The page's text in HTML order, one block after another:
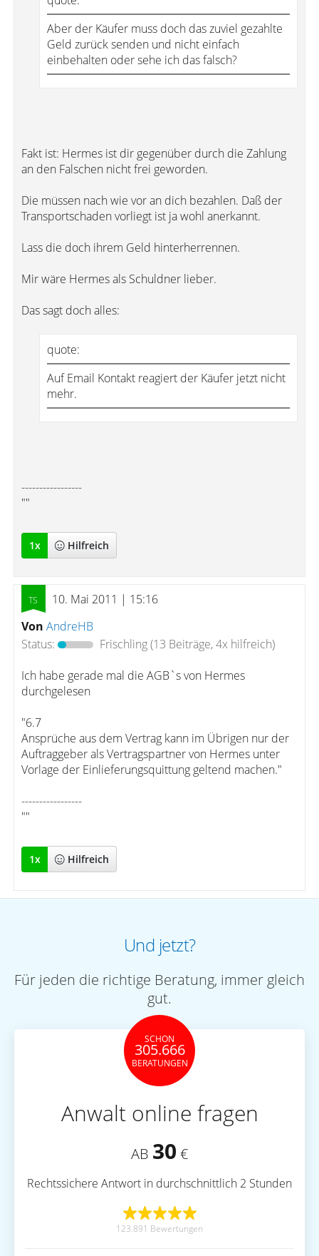
Aber der Käufer muss doch das zuviel gezahlte
Geld zurück senden und nicht einfach
einbehalten oder sehe ich das falsch?
Fakt ist: Hermes ist dir gegenüber durch die Zahlung
an den Falschen nicht frei geworden.
Die müssen nach wie vor an dich bezahlen. Daß der
Transportschaden vorliegt ist ja wohl anerkannt.
Lass die doch ihrem Geld hinterherrennen.
Mir wäre Hermes als Schuldner lieber.
Das sagt doch alles:
quote:
Auf Email Kontakt reagiert der Käufer jetzt nicht
mehr.
-----------------
""
1x Hilfreich
10. Mai 2011 | 15:16
Von AndreHB
Status:
Frischling(13 Beiträge, 4x hilfreich)
Ich habe gerade mal die AGB`s von Hermes
durchgelesen
"6.7
Ansprüche aus dem Vertrag kann im Übrigen nur der
Auftraggeber als Vertragspartner von Hermes unter
Vorlage der Einlieferungsquittung geltend machen."
-----------------
""
1x Hilfreich
Und jetzt?
Für jeden die richtige Beratung, immer gleich
gut.
SCHON
305.666
BERATUNGEN
Anwalt online fragen
AB 30 €
Rechtssichere Antwort in durchschnittlich 2 Stunden
123.891 Bewertungen